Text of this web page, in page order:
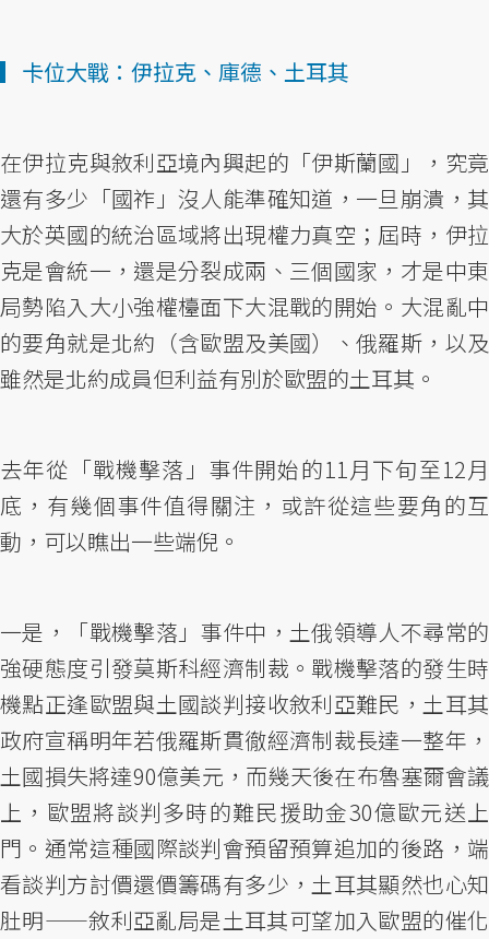
▎卡位大戰：伊拉克、庫德、土耳其
在伊拉克與敘利亞境內興起的「伊斯蘭國」，究竟
還有多少「國祚」沒人能準確知道，一旦崩潰，其
大於英國的統治區域將出現權力真空；屆時，伊拉
克是會統一，還是分裂成兩、三個國家，才是中東
局勢陷入大小強權檯面下大混戰的開始。大混亂中
的要角就是北約（含歐盟及美國）、俄羅斯，以及
雖然是北約成員但利益有別於歐盟的土耳其。
去年從「戰機擊落」事件開始的11月下旬至12月
底，有幾個事件值得關注，或許從這些要角的互
動，可以瞧出一些端倪。
一是，「戰機擊落」事件中，土俄領導人不尋常的
強硬態度引發莫斯科經濟制裁。戰機擊落的發生時
機點正逢歐盟與土國談判接收敘利亞難民，土耳其
政府宣稱明年若俄羅斯貫徹經濟制裁長達一整年，
土國損失將達90億美元，而幾天後在布魯塞爾會議
上，歐盟將談判多時的難民援助金30億歐元送上
門。通常這種國際談判會預留預算追加的後路，端
看談判方討價還價籌碼有多少，土耳其顯然也心知
肚明——敘利亞亂局是土耳其可望加入歐盟的催化